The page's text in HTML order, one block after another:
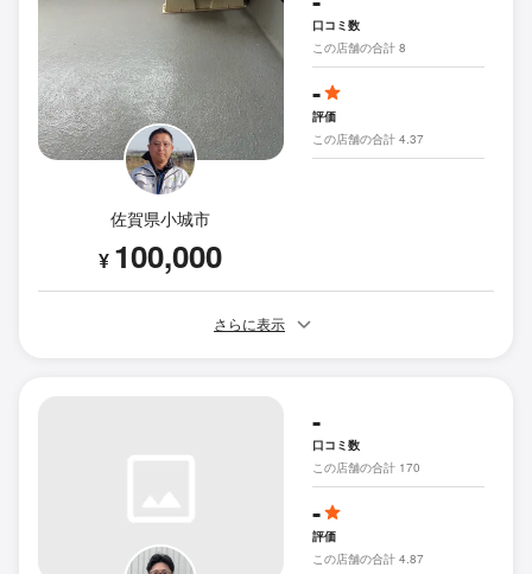
佐賀県小城市
¥ 100,000
口コミ数
この店舗の合計 8
-
評価
この店舗の合計 4.37
さらに表示
-
口コミ数
この店舗の合計 170
-
評価
この店舗の合計 4.87